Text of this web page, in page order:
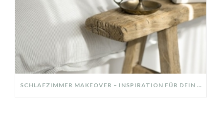
SCHLAFZIMMER MAKEOVER – INSPIRATION FÜR DEIN SCHLAFZIMMER: AUS ALT MACH NEU – HELL, GEMÜTLICH UND EINLADEND